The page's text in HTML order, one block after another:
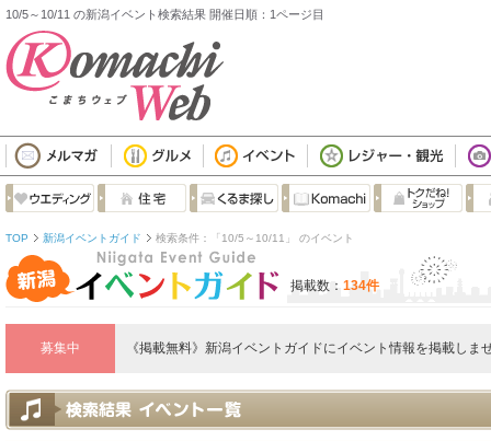
10/5～10/11 の新潟イベント検索結果 開催日順：1ページ目
TOP 新潟イベントガイド 検索条件：「10/5～10/11」 のイベント
掲載数： 134件
募集中 《掲載無料》新潟イベントガイドにイベント情報を掲載しま